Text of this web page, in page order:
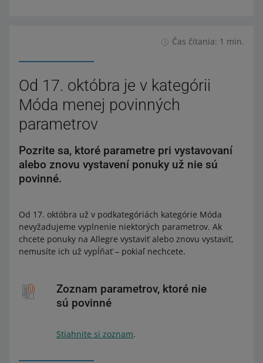
Čas čítania: 1 min.
Od 17. októbra je v kategórii
Móda menej povinných
parametrov
Pozrite sa, ktoré parametre pri vystavovaní
alebo znovu vystavení ponuky už nie sú
povinné.
Od 17. októbra už v podkategóriách kategórie Móda
nevyžadujeme vyplnenie niektorých parametrov. Ak
chcete ponuky na Allegre vystaviť alebo znovu vystaviť,
nemusíte ich už vypĺňať – pokiaľ nechcete.
Zoznam parametrov, ktoré nie
sú povinné
Stiahnite si zoznam.